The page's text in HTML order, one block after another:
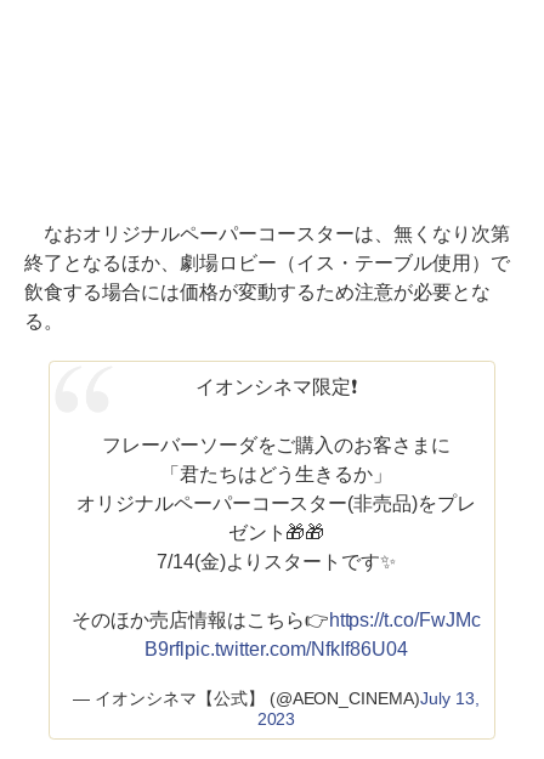
なおオリジナルペーパーコースターは、無くなり次第
終了となるほか、劇場ロビー（イス・テーブル使用）で
飲食する場合には価格が変動するため注意が必要とな
る。
イオンシネマ限定❗
フレーバーソーダをご購入のお客さまに
「君たちはどう生きるか」
オリジナルペーパーコースター(非売品)をプレ
ゼント🎁🎁
7/14(金)よりスタートです✨
そのほか売店情報はこちら👉https://t.co/FwJMc
B9rfl pic.twitter.com/NfkIf86U04
— イオンシネマ【公式】 (@AEON_CINEMA)July 13,
2023